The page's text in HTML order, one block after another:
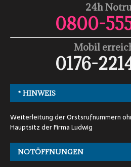
24h
0800-
Mobil
0176-
* HINWEIS
Weiterleitung der Orstsrufnummern
Hauptsitz der Firma Ludwig
NOTÖFFNUNGEN